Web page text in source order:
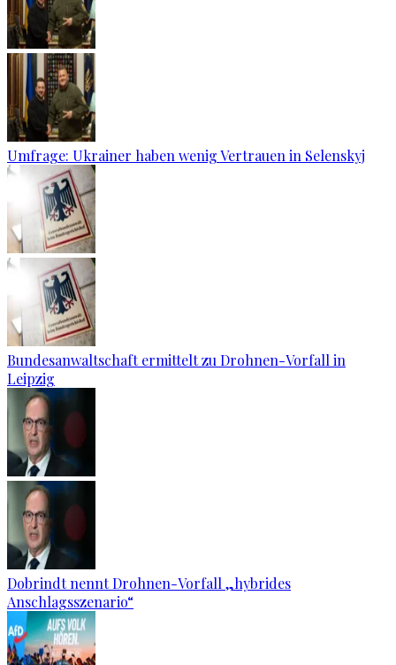
Umfrage: Ukrainer haben wenig Vertrauen in Selenskyj
Bundesanwaltschaft ermittelt zu Drohnen-Vorfall in
Leipzig
Dobrindt nennt Drohnen-Vorfall „hybrides
Anschlagsszenario“